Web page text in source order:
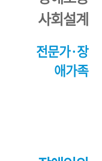
사회설계
전문가·장
애가족